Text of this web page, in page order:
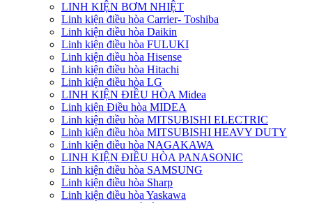
LINH KIỆN BƠM NHIỆT
Linh kiện điều hòa Carrier- Toshiba
Linh kiện điều hòa Daikin
Linh kiện điều hòa FULUKI
Linh kiện điều hòa Hisense
Linh kiện điều hòa Hitachi
Linh kiện điều hòa LG
LINH KIỆN ĐIỀU HÒA Midea
Linh kiện Điều hòa MIDEA
Linh kiện điều hòa MITSUBISHI ELECTRIC
Linh kiện điều hòa MITSUBISHI HEAVY DUTY
Linh kiện điều hòa NAGAKAWA
LINH KIỆN ĐIỀU HÒA PANASONIC
Linh kiện điều hòa SAMSUNG
Linh kiện điều hòa Sharp
Linh kiện điều hòa Yaskawa